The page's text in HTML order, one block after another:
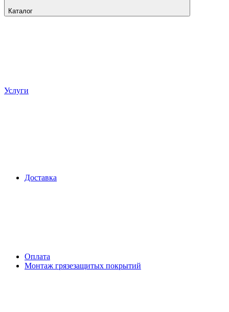
Каталог
Услуги
Доставка
Оплата
Монтаж грязезащитых покрытий